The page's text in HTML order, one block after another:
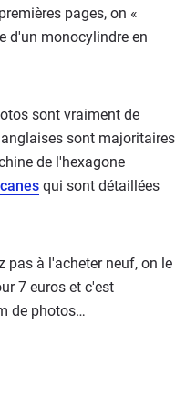
pages, on «
d'un monocylindre en
sont vraiment de
sont majoritaires
de l'hexagone
qui sont détaillées
pas à l'acheter neuf, on le
7 euros et c'est
de photos…